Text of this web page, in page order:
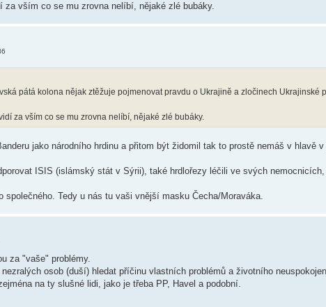
vším co se mu zrovna nelíbí, nějaké zlé bubáky.
pátá kolona nějak ztěžuje pojmenovat pravdu o Ukrajině a zločinech Ukrajinské
za vším co se mu zrovna nelíbí, nějaké zlé bubáky.
jako národního hrdinu a přitom být židomil tak to prostě nemáš v hlavě v
ISIS (islámský stát v Sýrii), také hrdlořezy léčili ve svých
Tedy u nás tu vaši vnější masku Čecha/Moraváka.
za "vaše" problémy.
osob (duší) hledat příčinu vlastních problémů a životního
na ty slušné lidi, jako je třeba PP, Havel a podobní.